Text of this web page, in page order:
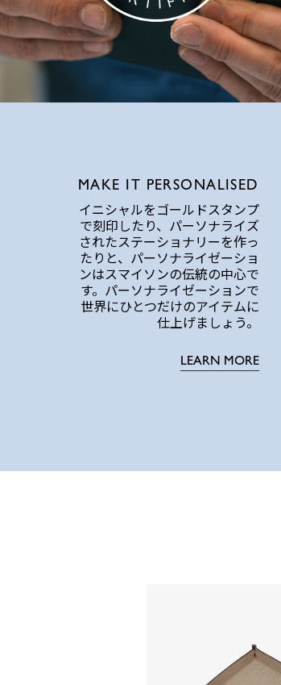
MAKE IT PERSONALISED
イニシャルをゴールドスタンプ
で刻印したり、パーソナライズ
されたステーショナリーを作っ
たりと、パーソナライゼーショ
ンはスマイソンの伝統の中心で
す。パーソナライゼーションで
世界にひとつだけのアイテムに
仕上げましょう。
LEARN MORE